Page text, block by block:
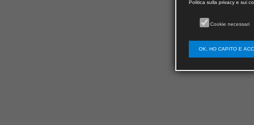
Politica sulla privacy e sui
Cookie necessari
OK, HO CAPITO E